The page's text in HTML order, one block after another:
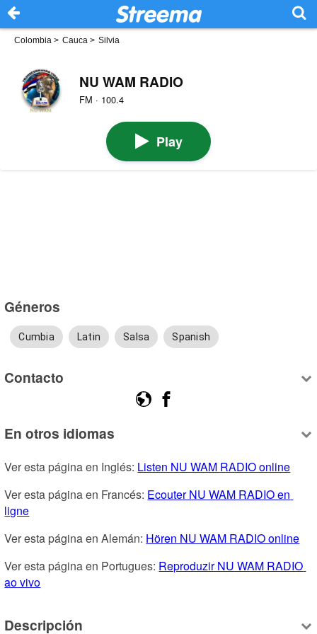
Colombia > Cauca > Silvia
NU WAM RADIO
FM · 100.4
Play
Géneros
Cumbia Latin Salsa Spanish
Contacto
En otros idiomas
Ver esta página en Inglés: Listen NU WAM RADIO online
Ver esta página en Francés: Ecouter NU WAM RADIO en
ligne
Ver esta página en Alemán: Hören NU WAM RADIO online
Ver esta página en Portugues: Reproduzir NU WAM RADIO
ao vivo
Descripción